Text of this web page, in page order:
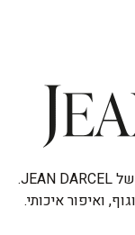
גלו את מוצרי הטיפוח והקוסמטיקה המקצועית של JEAN DARCEL.
ואיפור איכותי.